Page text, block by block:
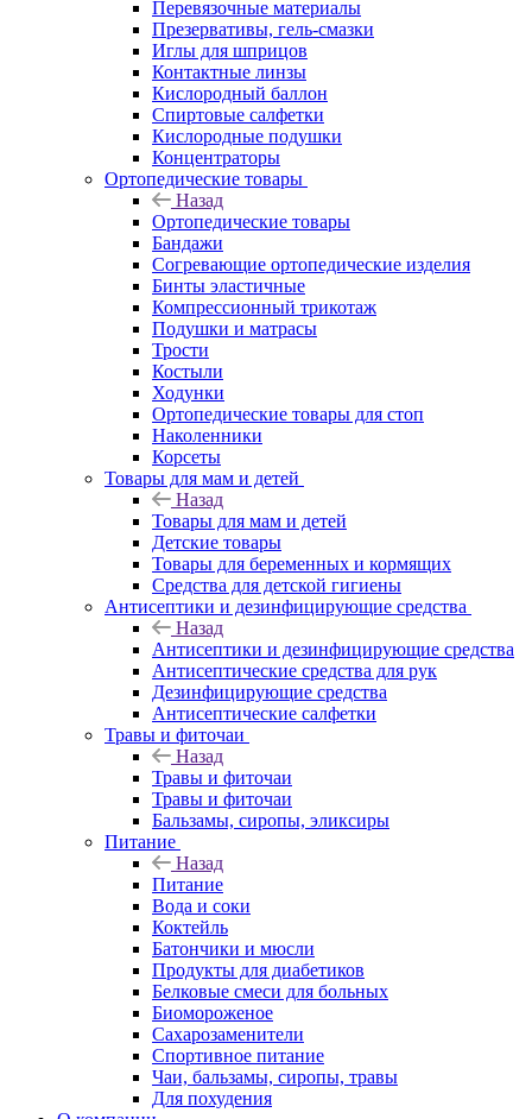
Перевязочные материалы
Презервативы, гель-смазки
Иглы для шприцов
Контактные линзы
Кислородный баллон
Спиртовые салфетки
Кислородные подушки
Концентраторы
Ортопедические товары
Назад
Ортопедические товары
Бандажи
Согревающие ортопедические изделия
Бинты эластичные
Компрессионный трикотаж
Подушки и матрасы
Трости
Костыли
Ходунки
Ортопедические товары для стоп
Наколенники
Корсеты
Товары для мам и детей
Назад
Товары для мам и детей
Детские товары
Товары для беременных и кормящих
Средства для детской гигиены
Антисептики и дезинфицирующие средства
Назад
Антисептики и дезинфицирующие средства
Антисептические средства для рук
Дезинфицирующие средства
Антисептические салфетки
Травы и фиточаи
Назад
Травы и фиточаи
Травы и фиточаи
Бальзамы, сиропы, эликсиры
Питание
Назад
Питание
Вода и соки
Коктейль
Батончики и мюсли
Продукты для диабетиков
Белковые смеси для больных
Биомороженое
Сахарозаменители
Спортивное питание
Чаи, бальзамы, сиропы, травы
Для похудения